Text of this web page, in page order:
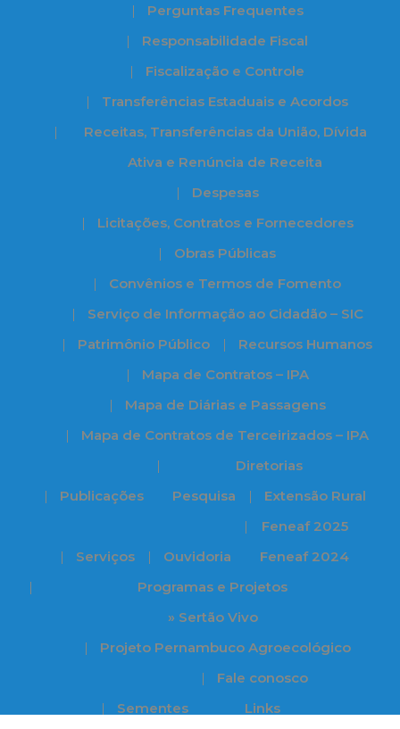
Perguntas Frequentes
Responsabilidade Fiscal
Fiscalização e Controle
Transferências Estaduais e Acordos
Receitas, Transferências da União, Dívida
Ativa e Renúncia de Receita
Despesas
Licitações, Contratos e Fornecedores
Obras Públicas
Convênios e Termos de Fomento
Serviço de Informação ao Cidadão – SIC
Patrimônio Público
Recursos Humanos
Mapa de Contratos – IPA
Mapa de Diárias e Passagens
Mapa de Contratos de Terceirizados – IPA
Publicações
Diretorias
Pesquisa
Extensão Rural
Serviços Ouvidoria
Feneaf 2025
Feneaf 2024
Programas e Projetos
» Sertão Vivo
Projeto Pernambuco Agroecológico
Sementes
Fale conosco
Links